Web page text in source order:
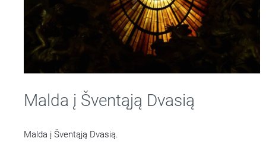
Malda į Šventąją Dvasią
Malda į Šventąją Dvasią.